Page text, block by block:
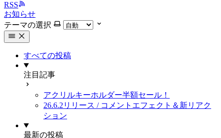
RSS
お知らせ
テーマの選択
すべての投稿
注目記事
アクリルキーホルダー半額セール！
26.6.2リリース / コメントエフェクト＆新リアク
ション
最新の投稿